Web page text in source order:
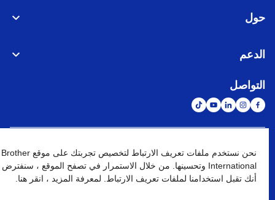
حول
الدعم
التواصل
الشبكة العالمية
نهج الخصوصية شروط الإستخدام خريطة الموقع الإنتقال إلى الموقع العالمي
نحن نستخدم ملفات تعريف الارتباط لتخصيص تجربتك على موقع Brother
International وتحسينها. من خلال الاستمرار في تصفح الموقع ، سنفترض
أنك تقبل استخدامنا لملفات تعريف الارتباط. لمعرفة المزيد ، انقر هنا.